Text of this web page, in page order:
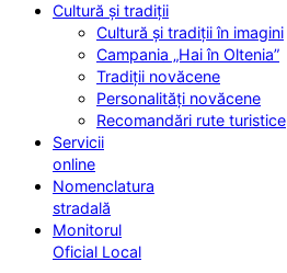
Cultură și tradiții
Cultură și tradiții în imagini
Campania „Hai în Oltenia”
Tradiții novăcene
Personalități novăcene
Recomandări rute turistice
Servicii
online
Nomenclatura
stradală
Monitorul
Oficial Local